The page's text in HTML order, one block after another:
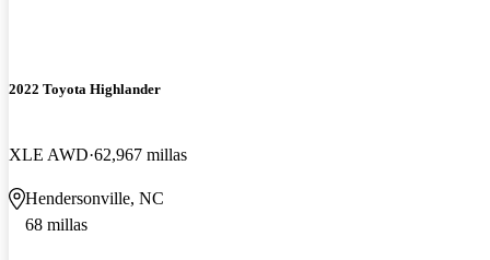
2022 Toyota Highlander
XLE AWD 62,967 millas
Hendersonville, NC
68 millas